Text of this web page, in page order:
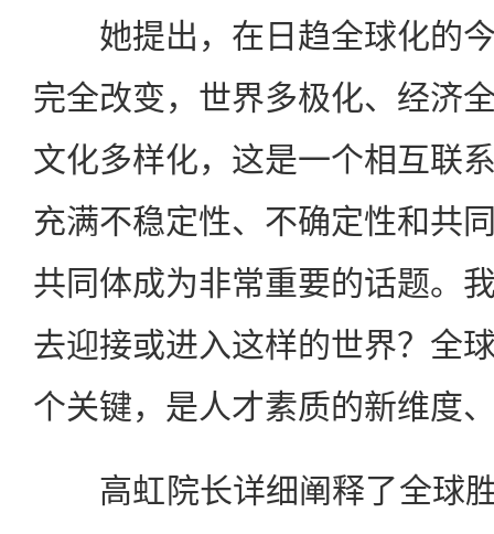
她提出，在日趋全球化的今
完全改变，世界多极化、经济
文化多样化，这是一个相互联
充满不稳定性、不确定性和共
共同体成为非常重要的话题。
去迎接或进入这样的世界？全
个关键，是人才素质的新维度
高虹院长详细阐释了全球